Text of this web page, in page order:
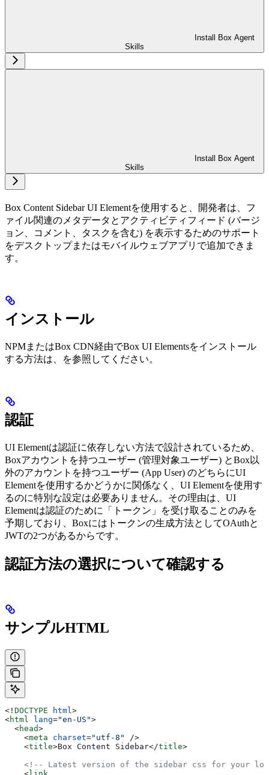
Install Box Agent
Skills
Install Box Agent
Skills
Box Content Sidebar UI Elementを使用すると、開発者は、フ
ァイル関連のメタデータとアクティビティフィード (バージ
ョン、コメント、タスクを含む) を表示するためのサポート
をデスクトップまたはモバイルウェブアプリで追加できま
す。
インストール
NPMまたはBox CDN経由でBox UI Elementsをインストール
する方法は、
を参照してください。
認証
UI Elementは認証に依存しない方法で設計されているため、
Boxアカウントを持つユーザー (管理対象ユーザー) とBox以
外のアカウントを持つユーザー (App User) のどちらにUI
Elementを使用するかどうかに関係なく、UI Elementを使用す
るのに特別な設定は必要ありません。その理由は、UI
Elementは認証のために「トークン」を受け取ることのみを
予期しており、Boxにはトークンの生成方法としてOAuthと
JWTの2つがあるからです。
認証方法の選択について確認する
サンプルHTML
<! DOCTYPE html>
<html lang="en-US">
  <
head>
    <
meta charset="utf-8"
/>
    <
title>Box Content Sidebar</title>
<!-- Latest version of the sidebar css for your